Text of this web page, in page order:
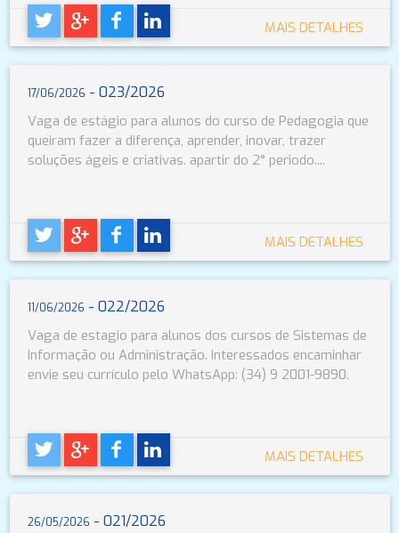
MAIS DETALHES
17/06/2026 - 023/2026
Vaga de estágio para alunos do curso de Pedagogia que
queiram fazer a diferença, aprender, inovar, trazer
soluções ágeis e criativas. apartir do 2° periodo....
MAIS DETALHES
11/06/2026 - 022/2026
Vaga de estagio para alunos dos cursos de Sistemas de
Informação ou Administração. Interessados encaminhar
envie seu currículo pelo WhatsApp: (34) 9 2001-9890.
MAIS DETALHES
26/05/2026 - 021/2026